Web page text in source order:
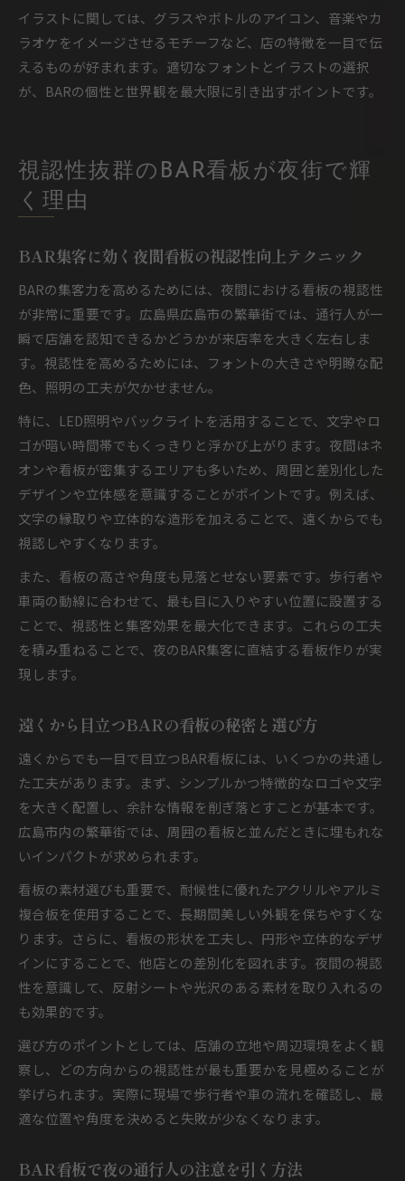
イラストに関しては、グラスやボトルのアイコン、音楽やカ
ラオケをイメージさせるモチーフなど、店の特徴を一目で伝
えるものが好まれます。適切なフォントとイラストの選択
が、BARの個性と世界観を最大限に引き出すポイントです。
視認性抜群のBAR看板が夜街で輝
く理由
BAR集客に効く夜間看板の視認性向上テクニック
BARの集客力を高めるためには、夜間における看板の視認性
が非常に重要です。広島県広島市の繁華街では、通行人が一
瞬で店舗を認知できるかどうかが来店率を大きく左右しま
す。視認性を高めるためには、フォントの大きさや明瞭な配
色、照明の工夫が欠かせません。
特に、LED照明やバックライトを活用することで、文字やロ
ゴが暗い時間帯でもくっきりと浮かび上がります。夜間はネ
オンや看板が密集するエリアも多いため、周囲と差別化した
デザインや立体感を意識することがポイントです。例えば、
文字の縁取りや立体的な造形を加えることで、遠くからでも
視認しやすくなります。
また、看板の高さや角度も見落とせない要素です。歩行者や
車両の動線に合わせて、最も目に入りやすい位置に設置する
ことで、視認性と集客効果を最大化できます。これらの工夫
を積み重ねることで、夜のBAR集客に直結する看板作りが実
現します。
遠くから目立つBARの看板の秘密と選び方
遠くからでも一目で目立つBAR看板には、いくつかの共通し
た工夫があります。まず、シンプルかつ特徴的なロゴや文字
を大きく配置し、余計な情報を削ぎ落とすことが基本です。
広島市内の繁華街では、周囲の看板と並んだときに埋もれな
いインパクトが求められます。
看板の素材選びも重要で、耐候性に優れたアクリルやアルミ
複合板を使用することで、長期間美しい外観を保ちやすくな
ります。さらに、看板の形状を工夫し、円形や立体的なデザ
インにすることで、他店との差別化を図れます。夜間の視認
性を意識して、反射シートや光沢のある素材を取り入れるの
も効果的です。
選び方のポイントとしては、店舗の立地や周辺環境をよく観
察し、どの方向からの視認性が最も重要かを見極めることが
挙げられます。実際に現場で歩行者や車の流れを確認し、最
適な位置や角度を決めると失敗が少なくなります。
BAR看板で夜の通行人の注意を引く方法